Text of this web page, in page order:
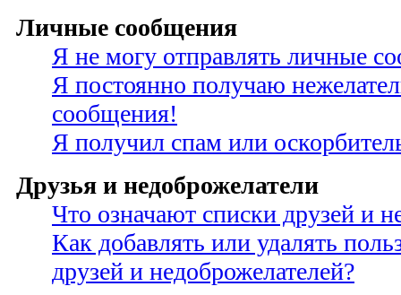
Личные сообщения
Я не могу отправлять личные
Я постоянно получаю
сообщения!
Я получил спам или
Друзья и недоброжелатели
Что означают списки друзей и
Как добавлять или удалять
друзей и недоброжелателей?